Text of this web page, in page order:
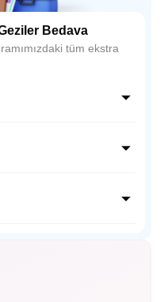
Bedava
tüm ekstra
Sausalito, Fisherman’s
kalbini atlatan
keşfedin,
yakalayın. Konforlu
bir deneyim sizi